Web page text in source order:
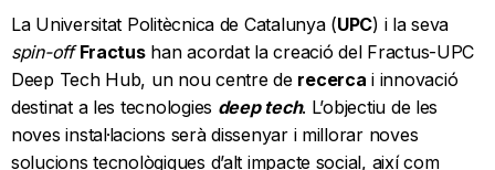
La Universitat Politècnica de Catalunya (UPC) i la seva
spin-offFractushan acordat la creació del Fractus-UPC
Deep Tech Hub, un nou centre de recerca i innovació
destinat a les tecnologies deep tech. L’objectiu de les
noves instal·lacions serà dissenyar i millorar noves
solucions tecnològiques d’alt impacte social, així com